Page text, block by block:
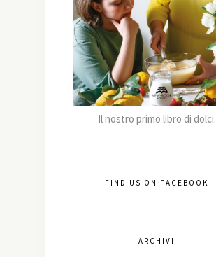
Il nostro primo libro di dolci.
FIND US ON FACEBOOK
ARCHIVI